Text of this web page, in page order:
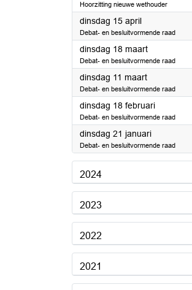
Hoorzitting nieuwe wethouder
dinsdag 15 april2025
Debat- en besluitvormende raad
dinsdag 18 maart2025
Debat- en besluitvormende raad
dinsdag 11 maart2025
Debat- en besluitvormende raad
dinsdag 18 februari2025
Debat- en besluitvormende raad
dinsdag 21 januari2025
Debat- en besluitvormende raad
2024
2023
2022
2021